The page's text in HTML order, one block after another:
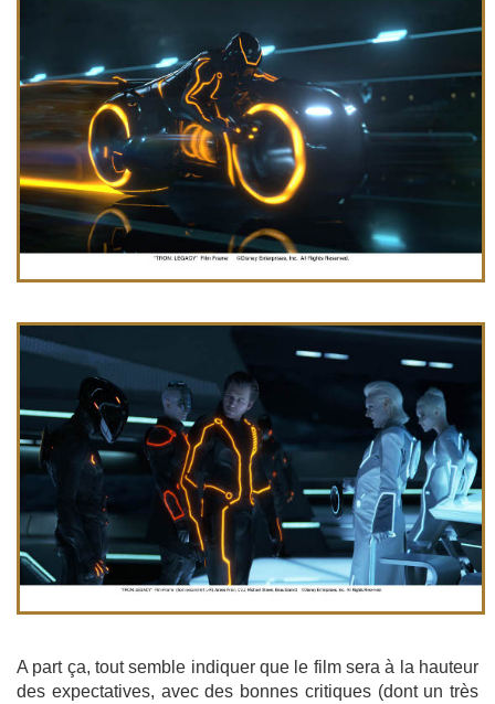
A part ça, tout semble indiquer que le film sera à la hauteur
des expectatives, avec des bonnes critiques (dont un très